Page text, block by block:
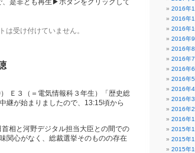
是非とも再生▶ボタンをクリックして
は受け付けていません。
Ｅ３（＝電気情報科３年生）「歴史総
継が始まりましたので、13:15頃から
相と河野デジタル担当大臣との間での
関心がなく、総裁選挙そのものの存在
2016年
2016年
2016年
2016年9
2016年8
2016年7
2016年6
2016年5
2016年4
2016年3
2016年2
2016年1
2015年
2015年
2015年